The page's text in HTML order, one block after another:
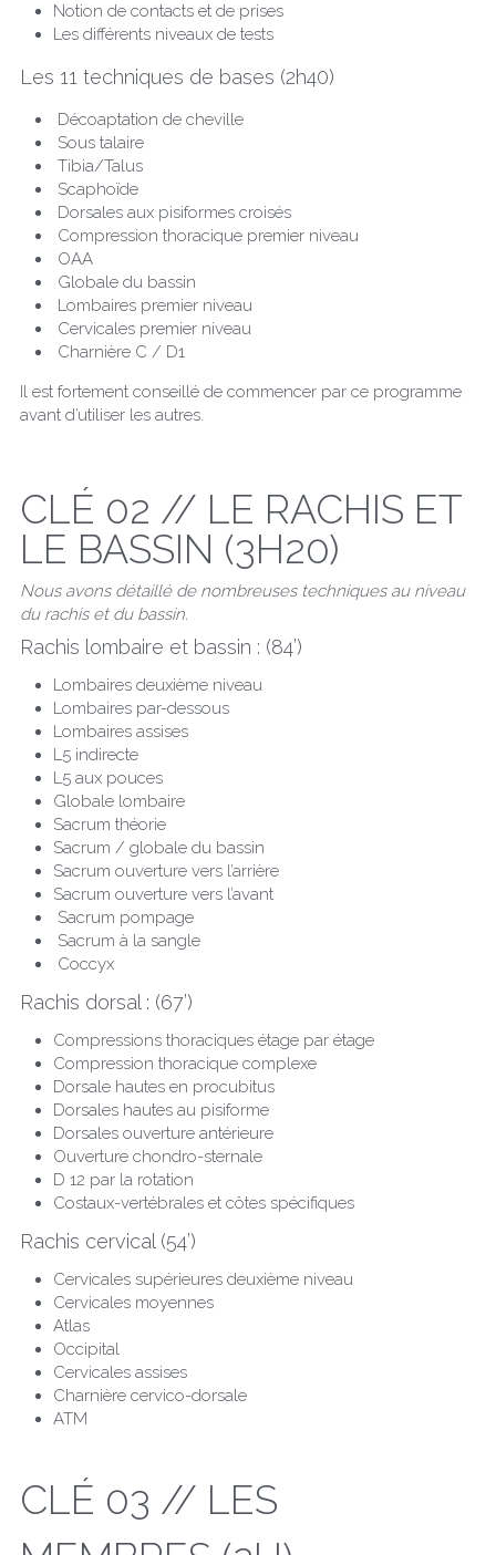
Notion de contacts et de prises
Les différents niveaux de tests
Les 11 techniques de bases (2h40)
Décoaptation de cheville
Sous talaire
Tibia/Talus
Scaphoïde
Dorsales aux pisiformes croisés
Compression thoracique premier niveau
OAA
Globale du bassin
Lombaires premier niveau
Cervicales premier niveau
Charnière C / D1
Il est fortement conseillé de commencer par ce programme
avant d’utiliser les autres.
CLÉ 02 // LE RACHIS ET
LE BASSIN (3H20)
Nous avons détaillé de nombreuses techniques au niveau
du rachis et du bassin.
Rachis lombaire et bassin : (84’)
Lombaires deuxième niveau
Lombaires par-dessous
Lombaires assises
L5 indirecte
L5 aux pouces
Globale lombaire
Sacrum théorie
Sacrum / globale du bassin
Sacrum ouverture vers l’arrière
Sacrum ouverture vers l’avant
Sacrum pompage
Sacrum à la sangle
Coccyx
Rachis dorsal : (67’)
Compressions thoraciques étage par étage
Compression thoracique complexe
Dorsale hautes en procubitus
Dorsales hautes au pisiforme
Dorsales ouverture antérieure
Ouverture chondro-sternale
D 12 par la rotation
Costaux-vertébrales et côtes spécifiques
Rachis cervical (54’)
Cervicales supérieures deuxième niveau
Cervicales moyennes
Atlas
Occipital
Cervicales assises
Charnière cervico-dorsale
ATM
CLÉ 03 // LES